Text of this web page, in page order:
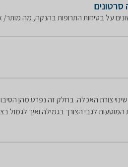
על בטיחות התרופות בהנקה, מה מותר/
צורת האכלה. בחלק זה נפרט מהן
לגבי הצורך בגמילה ואיך לגמול